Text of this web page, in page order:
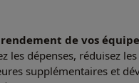
de vos
les dépenses, réduisez
supplémentaires et